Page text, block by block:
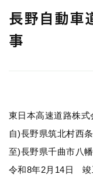
長野自動車
事
東日本高速道路株
自)長野県筑北村西
至)長野県千曲市八
令和8年2月14日 竣